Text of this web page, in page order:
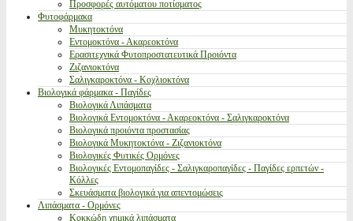
Προσφορές αυτόματου ποτίσματος
Φυτοφάρμακα
Μυκητοκτόνα
Εντομοκτόνα - Ακαρεοκτόνα
Ερασιτεχνικά Φυτοπροστατευτικά Προιόντα
Ζιζανιοκτόνα
Σαλιγκαροκτόνα - Κοχλιοκτόνα
Βιολογικά φάρμακα - Παγίδες
Βιολογικά Λιπάσματα
Βιολογικά Εντομοκτόνα - Ακαρεοκτόνα - Σαλιγκαροκτόνα
Βιολογικά προιόντα προστασίας
Βιολογικά Μυκητοκτόνα - Ζιζανιοκτόνα
Βιολογικές Φυτικές Ορμόνες
Βιολογικές Εντομοπαγίδες - Σαλιγκαροπαγίδες - Παγίδες ερπετών -
Κόλλες
Σκευάσματα βιολογικά για απεντομώσεις
Λιπάσματα - Ορμόνες
Κοκκώδη χημικά λιπάσματα